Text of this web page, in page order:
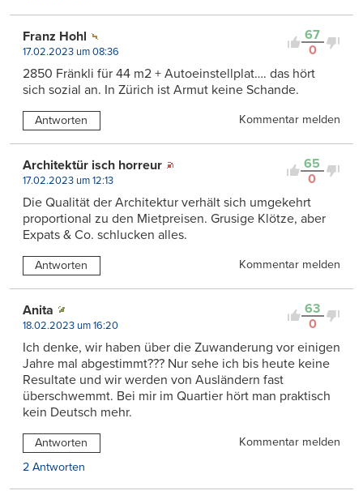
67
0
Franz Hohl
17.02.2023 um 08:36
2850 Fränkli für 44 m2 + Autoeinstellplat…. das hört
sich sozial an. In Zürich ist Armut keine Schande.
Antworten Kommentar melden
65
0
Architektür isch horreur
17.02.2023 um 12:13
Die Qualität der Architektur verhält sich umgekehrt
proportional zu den Mietpreisen. Grusige Klötze, aber
Expats & Co. schlucken alles.
Antworten Kommentar melden
63
0
Anita
18.02.2023 um 16:20
Ich denke, wir haben über die Zuwanderung vor einigen
Jahre mal abgestimmt??? Nur sehe ich bis heute keine
Resultate und wir werden von Ausländern fast
überschwemmt. Bei mir im Quartier hört man praktisch
kein Deutsch mehr.
Antworten
Kommentar melden
2 Antworten